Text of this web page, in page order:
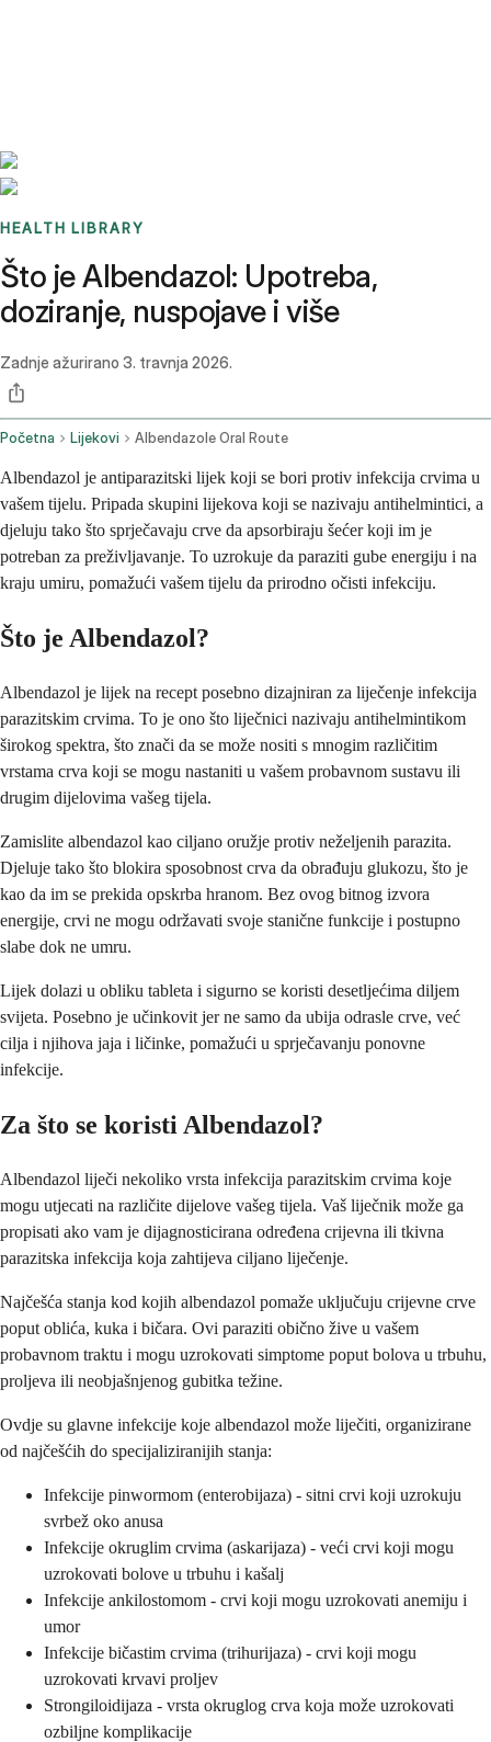
HEALTH LIBRARY
Što je Albendazol: Upotreba,
doziranje, nuspojave i više
Zadnje ažurirano 3. travnja 2026.
Početna Lijekovi Albendazole Oral Route
Albendazol je antiparazitski lijek koji se bori protiv infekcija crvima u
vašem tijelu. Pripada skupini lijekova koji se nazivaju antihelmintici, a
djeluju tako što sprječavaju crve da apsorbiraju šećer koji im je
potreban za preživljavanje. To uzrokuje da paraziti gube energiju i na
kraju umiru, pomažući vašem tijelu da prirodno očisti infekciju.
Što je Albendazol?
Albendazol je lijek na recept posebno dizajniran za liječenje infekcija
parazitskim crvima. To je ono što liječnici nazivaju antihelmintikom
širokog spektra, što znači da se može nositi s mnogim različitim
vrstama crva koji se mogu nastaniti u vašem probavnom sustavu ili
drugim dijelovima vašeg tijela.
Zamislite albendazol kao ciljano oružje protiv neželjenih parazita.
Djeluje tako što blokira sposobnost crva da obrađuju glukozu, što je
kao da im se prekida opskrba hranom. Bez ovog bitnog izvora
energije, crvi ne mogu održavati svoje stanične funkcije i postupno
slabe dok ne umru.
Lijek dolazi u obliku tableta i sigurno se koristi desetljećima diljem
svijeta. Posebno je učinkovit jer ne samo da ubija odrasle crve, već
cilja i njihova jaja i ličinke, pomažući u sprječavanju ponovne
infekcije.
Za što se koristi Albendazol?
Albendazol liječi nekoliko vrsta infekcija parazitskim crvima koje
mogu utjecati na različite dijelove vašeg tijela. Vaš liječnik može ga
propisati ako vam je dijagnosticirana određena crijevna ili tkivna
parazitska infekcija koja zahtijeva ciljano liječenje.
Najčešća stanja kod kojih albendazol pomaže uključuju crijevne crve
poput oblića, kuka i bičara. Ovi paraziti obično žive u vašem
probavnom traktu i mogu uzrokovati simptome poput bolova u trbuhu,
proljeva ili neobjašnjenog gubitka težine.
Ovdje su glavne infekcije koje albendazol može liječiti, organizirane
od najčešćih do specijaliziranijih stanja:
Infekcije pinwormom (enterobijaza) - sitni crvi koji uzrokuju
svrbež oko anusa
Infekcije okruglim crvima (askarijaza) - veći crvi koji mogu
uzrokovati bolove u trbuhu i kašalj
Infekcije ankilostomom - crvi koji mogu uzrokovati anemiju i
umor
Infekcije bičastim crvima (trihurijaza) - crvi koji mogu
uzrokovati krvavi proljev
Strongiloidijaza - vrsta okruglog crva koja može uzrokovati
ozbiljne komplikacije